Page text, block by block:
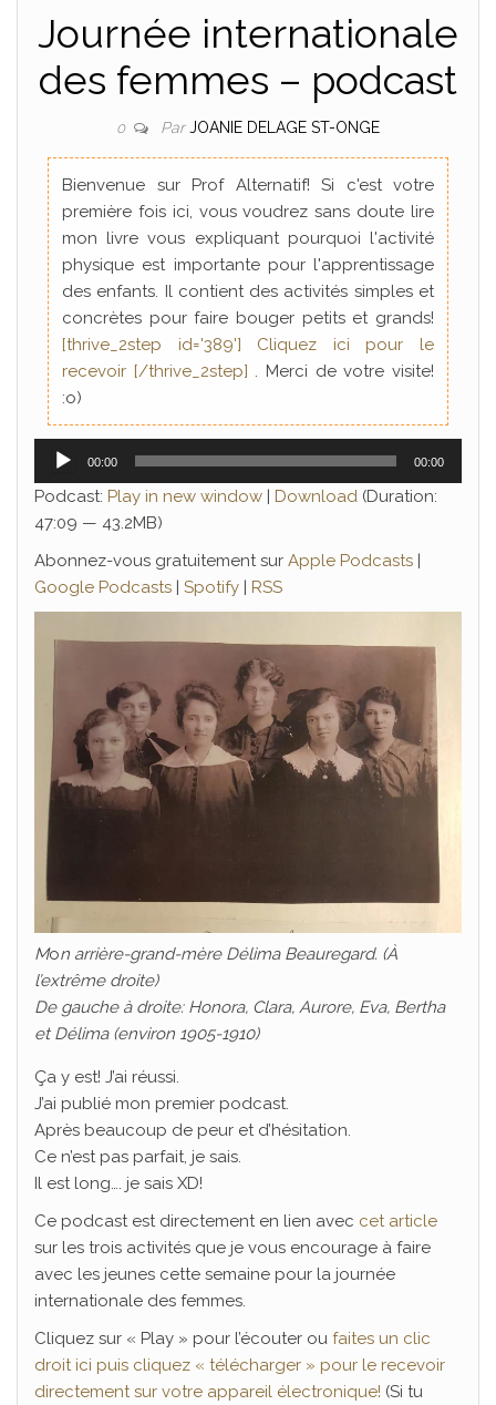
Journée internationale
des femmes – podcast
0 ParJOANIE DELAGE ST-ONGE
Bienvenue sur Prof Alternatif! Si c'est votre
première fois ici, vous voudrez sans doute lire
mon livre vous expliquant pourquoi l'activité
physique est importante pour l'apprentissage
des enfants. Il contient des activités simples et
concrètes pour faire bouger petits et grands!
[thrive_2step id='389'] Cliquez ici pour le
recevoir [/thrive_2step] . Merci de votre visite!
:o)
Lecteur
00:00 00:00
Podcast: Play in new window | Download (Duration:
47:09 — 43.2MB)
Abonnez-vous gratuitement sur Apple Podcasts |
Google Podcasts | Spotify | RSS
Mon arrière-grand-mère Délima Beauregard. (À
l’extrême droite)
De gauche à droite: Honora, Clara, Aurore, Eva, Bertha
et Délima (environ 1905-1910)
Ça y est! J’ai réussi.
J’ai publié mon premier podcast.
Après beaucoup de peur et d’hésitation.
Ce n’est pas parfait, je sais.
Il est long…. je sais XD!
Ce podcast est directement en lien avec cet article
sur les trois activités que je vous encourage à faire
avec les jeunes cette semaine pour la journée
internationale des femmes.
Cliquez sur « Play » pour l’écouter ou faites un clic
droit ici puis cliquez « télécharger » pour le recevoir
directement sur votre appareil électronique! (Si tu